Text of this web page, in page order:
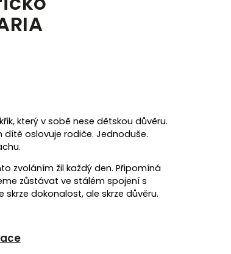
který v sobě nese dětskou důvěru.
dítě oslovuje rodiče. Jednoduše.
zvoláním žil každý den. Připomíná
zůstávat ve stálém spojení s
skrze dokonalost, ale skrze důvěru.